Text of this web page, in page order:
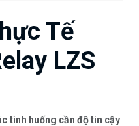
Tế
LZS
tình huống cần độ tin cậy